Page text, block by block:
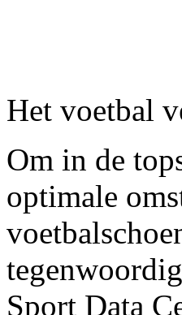
Het voetbal
Om in de
optimale
Sport Data